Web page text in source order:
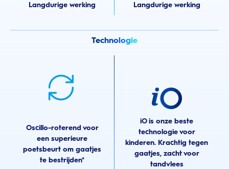
Langdurige werking Langdurige werking
Technologie
Oscillo-roterend voor
een superieure
poetsbeurt om gaatjes
te bestrijden*
iO is onze beste
technologie voor
kinderen. Krachtig tegen
gaatjes, zacht voor
tandvlees